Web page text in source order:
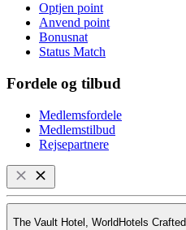
Optjen point
Anvend point
Bonusnat
Status Match
Fordele og tilbud
Medlemsfordele
Medlemstilbud
Rejsepartnere
The Vault Hotel, WorldHotels Crafted